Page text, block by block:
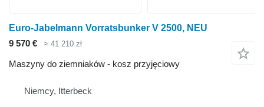
Euro-Jabelmann Vorratsbunker V 2500, NEU
9 570 €
≈ 41 210 zł
Maszyny do ziemniaków - kosz przyjęciowy
Niemcy, Itterbeck